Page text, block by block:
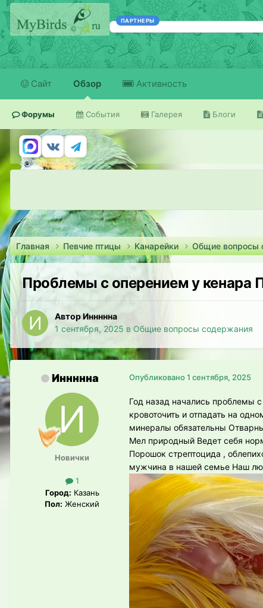
ПАРТНЕРЫ
Сайт Обзор
Форумы События Галерея Блоги
Активность
Главная Певчие птицы Канарейки Общие вопросы
Проблемы с оперением у кенара
Автор Иннннна
1 сентября, 2025 в Общие вопросы содержания
Иннннна
Новички
1
Город: Казань
Пол: Женский
Опубликовано1 сентября, 2025
Год назад начались проблемы
кровоточить и отпадать на
минералы обязательны
Мел природный Ведет себя
Порошок стрептоцида ,
мужчина в нашей семье Наш